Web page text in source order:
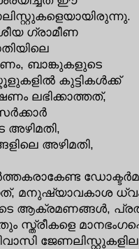
ഗ്രാമീണ
ബാങ്കുകളുടെ
കുട്ടികള്‍ക്ക്
ലഭിക്കാത്തത്,
അഴിമതി,
മനുഷ്യാവകാശ
ആക്രമണങ്ങള്‍,
സ്ത്രീകളെ